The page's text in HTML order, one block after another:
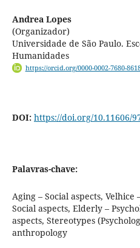
Andrea Lopes
(Organizador)
Universidade de São Paulo.
Humanidades
https://orcid.org/0000-0002-7680-
DOI: https://doi.org/10.11606/
Palavras-chave:
Aging – Social aspects, Velhice
Social aspects, Elderly –
aspects, Stereotypes
anthropology